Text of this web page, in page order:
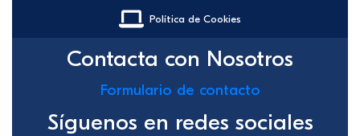
Política de Cookies
Contacta con Nosotros
Formulario de contacto
Síguenos en redes sociales